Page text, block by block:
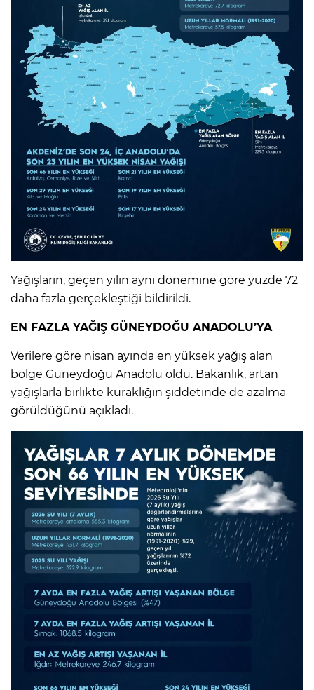
Yağışların, geçen yılın aynı dönemine göre yüzde 72
daha fazla gerçekleştiği bildirildi.
EN FAZLA YAĞIŞ GÜNEYDOĞU ANADOLU’YA
Verilere göre nisan ayında en yüksek yağış alan
bölge Güneydoğu Anadolu oldu. Bakanlık, artan
yağışlarla birlikte kuraklığın şiddetinde de azalma
görüldüğünü açıkladı.